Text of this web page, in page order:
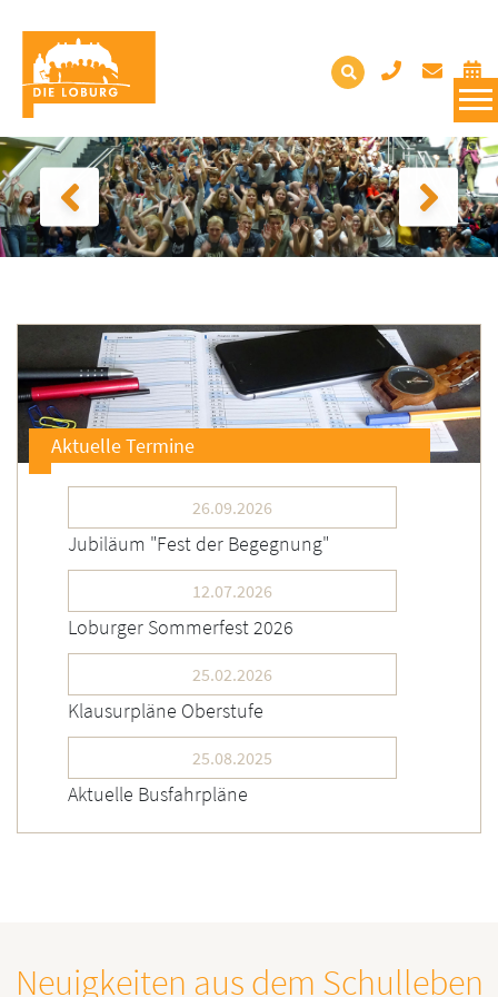
Aktuelle Termine
26.09.2026
Jubiläum "Fest der Begegnung"
12.07.2026
Loburger Sommerfest 2026
25.02.2026
Klausurpläne Oberstufe
25.08.2025
Aktuelle Busfahrpläne
Neuigkeiten aus dem Schulleben